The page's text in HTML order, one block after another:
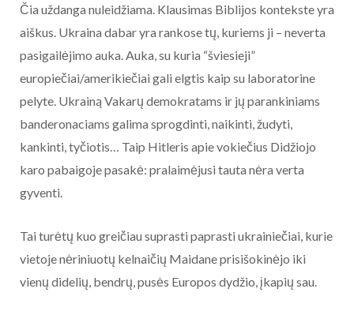
Čia uždanga nuleidžiama. Klausimas Biblijos kontekste yra
aiškus. Ukraina dabar yra rankose tų, kuriems ji – neverta
pasigailėjimo auka. Auka, su kuria “šviesieji”
europiečiai/amerikiečiai gali elgtis kaip su laboratorine
pelyte. Ukrainą Vakarų demokratams ir jų parankiniams
banderonaciams galima sprogdinti, naikinti, žudyti,
kankinti, tyčiotis… Taip Hitleris apie vokiečius Didžiojo
karo pabaigoje pasakė: pralaimėjusi tauta nėra verta
gyventi.
Tai turėtų kuo greičiau suprasti paprasti ukrainiečiai, kurie
vietoje nėriniuotų kelnaičių Maidane prisišokinėjo iki
vienų didelių, bendrų, pusės Europos dydžio, įkapių sau.